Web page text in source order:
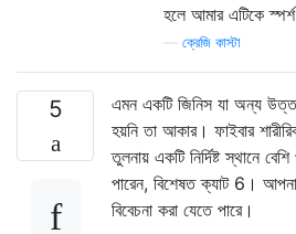
হলে আমার এটিকে
ক্রেজি কাস্টা
5
এমন একটি জিনিস যা অন্য
হয়নি তা আকার। ফাইবার
তুলনায় একটি নির্দিষ্ট স্থানে
পারেন, বিশেষত ক্যাট 6।
বিবেচনা করা যেতে পারে।